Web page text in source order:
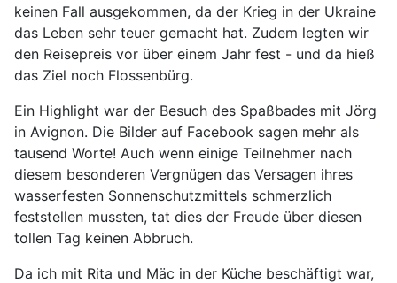
keinen Fall ausgekommen, da der Krieg in der Ukraine
das Leben sehr teuer gemacht hat. Zudem legten wir
den Reisepreis vor über einem Jahr fest - und da hieß
das Ziel noch Flossenbürg.
Ein Highlight war der Besuch des Spaßbades mit Jörg
in Avignon. Die Bilder auf Facebook sagen mehr als
tausend Worte! Auch wenn einige Teilnehmer nach
diesem besonderen Vergnügen das Versagen ihres
wasserfesten Sonnenschutzmittels schmerzlich
feststellen mussten, tat dies der Freude über diesen
tollen Tag keinen Abbruch.
Da ich mit Rita und Mäc in der Küche beschäftigt war,